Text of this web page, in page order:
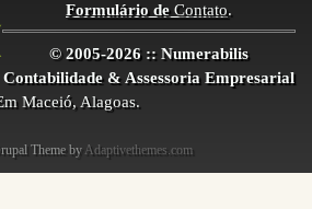
Formulário deContato.
© 2005-2026 :: Numerabilis
Contabilidade & Assessoria Empresarial
Maceió, Alagoas.
Theme by Adaptivethemes.com